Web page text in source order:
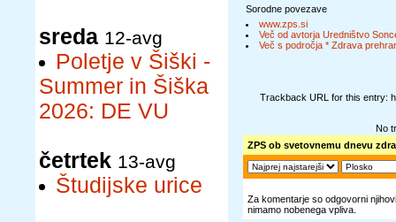
sreda 12-avg
Poletje v Šiški -
Summer in Šiška
2026: DE VU
četrtek 13-avg
Študijske urice
Sorodne povezave
www.zps.si
Več od avtorja Uredništvo
Več s področja * Zdrava
Trackback URL for this entry:
No
ZPS ob svetovnemu dnevu
Za komentarje so odgovorni
nimamo nobenega vpliva.